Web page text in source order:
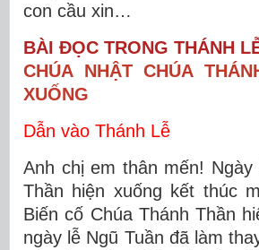
con cầu xin…
BÀI ĐỌC TRONG THÁNH
CHÚA NHẬT CHÚA
XUỐNG
Dẫn vào Thánh Lễ
Anh chị em thân mến! Ngày
Thần hiện xuống kết thúc
Biến cố Chúa Thánh Thần
ngày lễ Ngũ Tuần đã làm